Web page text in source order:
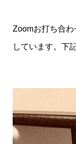
Zoomお打ち合
しています。下